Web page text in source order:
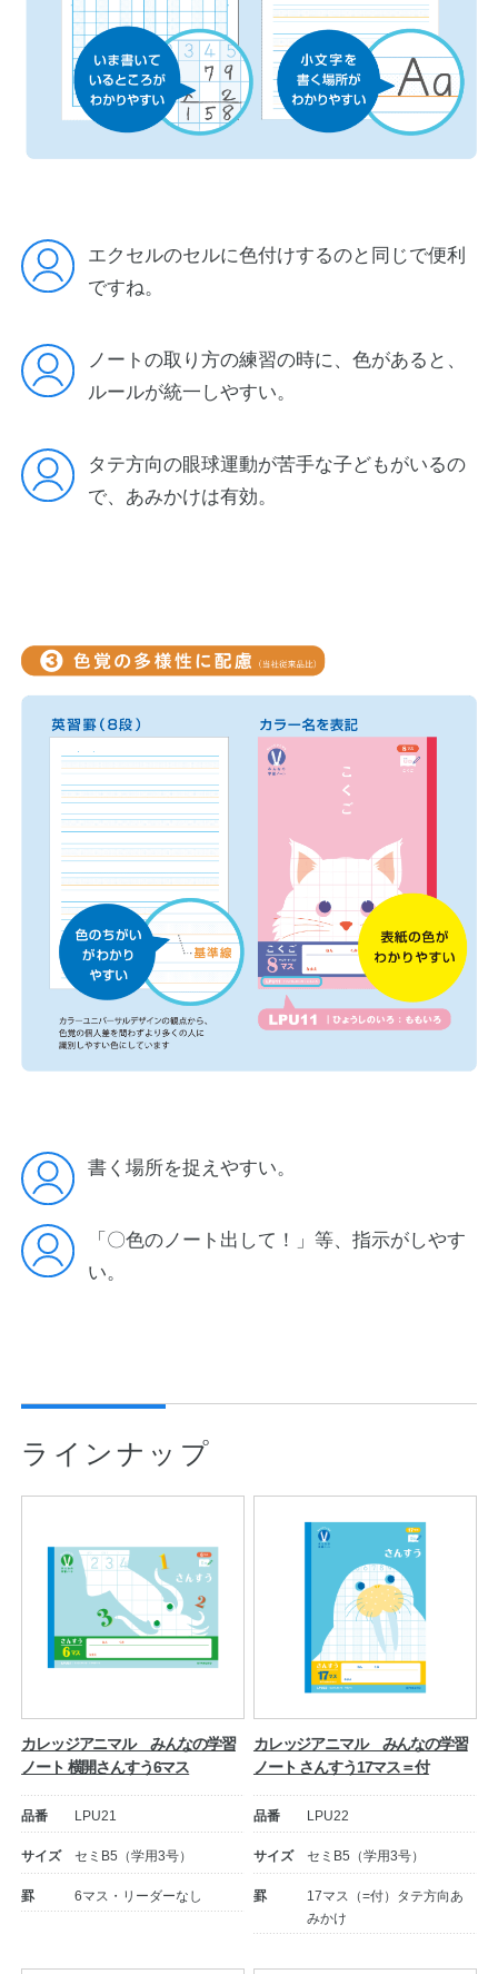
エクセルのセルに色付けするのと同じで便利
ですね。
ノートの取り方の練習の時に、色があると、
ルールが統一しやすい。
タテ方向の眼球運動が苦手な子どもがいるの
で、あみかけは有効。
書く場所を捉えやすい。
「〇色のノート出して！」等、指示がしやす
い。
ラインナップ
カレッジアニマル みんなの学習
ノート 横開さんすう6マス
品番 LPU21
サイズ セミB5（学用3号）
罫 6マス・リーダーなし
カレッジアニマル みんなの学習
ノート さんすう17マス＝付
品番 LPU22
サイズ セミB5（学用3号）
罫
17マス（=付）タテ方向あ
みかけ